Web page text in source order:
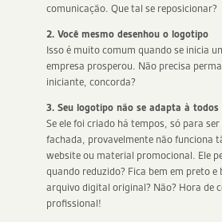
comunicação. Que tal se reposicionar?
2. Você mesmo desenhou o logotipo
Isso é muito comum quando se inicia
empresa prosperou. Não precisa
iniciante, concorda?
3. Seu logotipo não se adapta à todos
Se ele foi criado há tempos, só para
fachada, provavelmente não funciona
website ou material promocional. Ele
quando reduzido? Fica bem em preto e
arquivo digital original? Não? Hora de
profissional!